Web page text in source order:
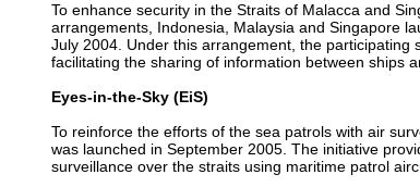
To enhance security in the Straits of Malacca and
arrangements, Indonesia, Malaysia and Singapore
July 2004. Under this arrangement, the participating
facilitating the sharing of information between ships
Eyes-in-the-Sky (EiS)
To reinforce the efforts of the sea patrols with air
was launched in September 2005. The initiative
surveillance over the straits using maritime patrol